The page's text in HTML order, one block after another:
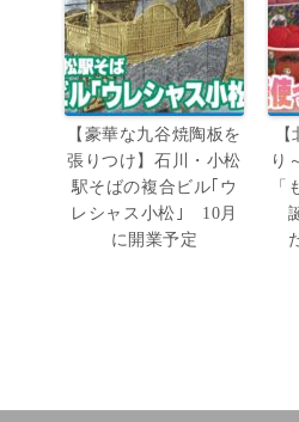
【豪華な九谷焼陶板を
張りつけ】石川・小松
駅そばの複合ビル｢ウ
レシャス小松｣ 10月
に開業予定
り
「